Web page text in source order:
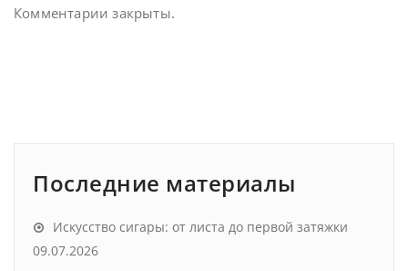
Комментарии закрыты.
Последние материалы
Искусство сигары: от листа до первой затяжки
09.07.2026